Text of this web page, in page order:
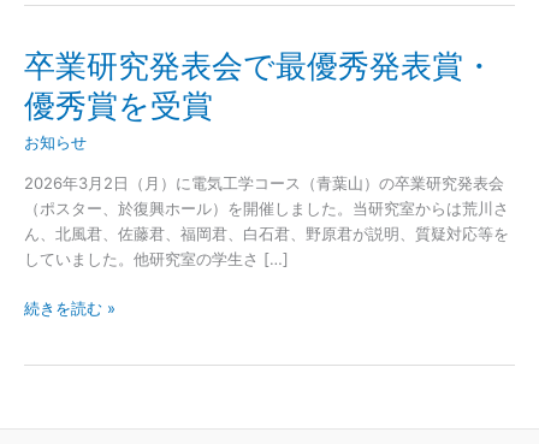
卒業研究発表会で最優秀発表賞・
優秀賞を受賞
お知らせ
2026年3月2日（月）に電気工学コース（青葉山）の卒業研究発表会
（ポスター、於復興ホール）を開催しました。当研究室からは荒川さ
ん、北風君、佐藤君、福岡君、白石君、野原君が説明、質疑対応等を
していました。他研究室の学生さ […]
卒
表
続きを読む »